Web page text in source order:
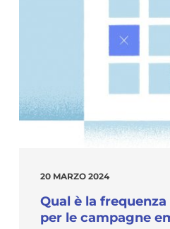
20 MARZO 2024
Qual è la
per le campagne